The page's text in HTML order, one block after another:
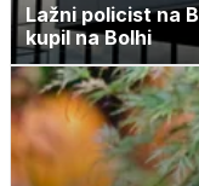
Lažni policist na
kupil na Bolhi